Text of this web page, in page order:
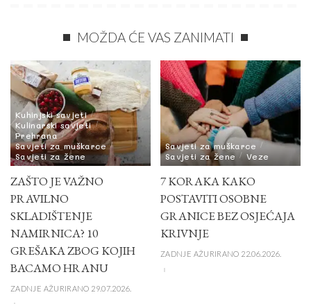
MOŽDA ĆE VAS ZANIMATI
Kuhinjski savjeti
Kulinarski savjeti
Prehrana
Savjeti za muškarce
Savjeti za žene
ZAŠTO JE VAŽNO
PRAVILNO
SKLADIŠTENJE
NAMIRNICA? 10
GREŠAKA ZBOG KOJIH
BACAMO HRANU
ZADNJE AŽURIRANO 29.07.2026.
Savjeti za muškarce
Savjeti za žene
Veze
7 KORAKA KAKO
POSTAVITI OSOBNE
GRANICE BEZ OSJEĆAJA
KRIVNJE
ZADNJE AŽURIRANO 22.06.2026.